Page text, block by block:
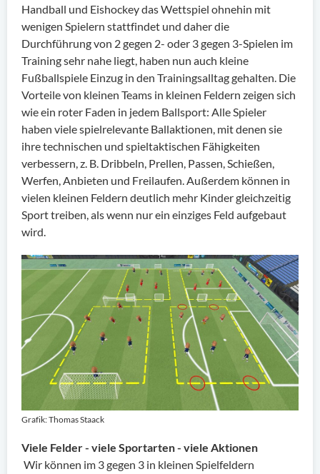
Handball und Eishockey das Wettspiel ohnehin mit
wenigen Spielern stattfindet und daher die
Durchführung von 2 gegen 2- oder 3 gegen 3-Spielen im
Training sehr nahe liegt, haben nun auch kleine
Fußballspiele Einzug in den Trainingsalltag gehalten. Die
Vorteile von kleinen Teams in kleinen Feldern zeigen sich
wie ein roter Faden in jedem Ballsport: Alle Spieler
haben viele spielrelevante Ballaktionen, mit denen sie
ihre technischen und spieltaktischen Fähigkeiten
verbessern, z. B. Dribbeln, Prellen, Passen, Schießen,
Werfen, Anbieten und Freilaufen. Außerdem können in
vielen kleinen Feldern deutlich mehr Kinder gleichzeitig
Sport treiben, als wenn nur ein einziges Feld aufgebaut
wird.
Grafik: Thomas Staack
Viele Felder - viele Sportarten - viele Aktionen
Wir können im 3 gegen 3 in kleinen Spielfeldern